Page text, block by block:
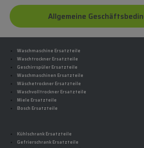
Allgemeine
Waschmaschine Ersatzteile
Waschtrockner Ersatzteile
Geschirrspüler Ersatzteile
Waschmaschinen Ersatzteile
Wäschetrockner Ersatzteile
Waschvolltrockner Ersatzteile
Miele Ersatzteile
Bosch Ersatzteile
Kühlschrank Ersatzteile
Gefrierschrank Ersatzteile